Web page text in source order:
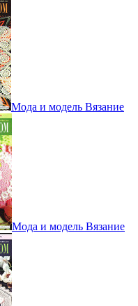
Мода и модель Вязание
Мода и модель Вязание